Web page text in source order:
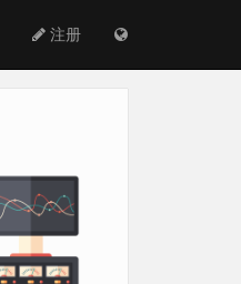
注册